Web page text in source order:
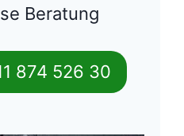
Beratung
874 526 30